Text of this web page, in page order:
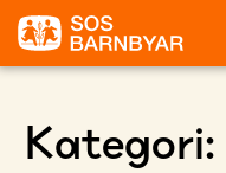
Kategori: